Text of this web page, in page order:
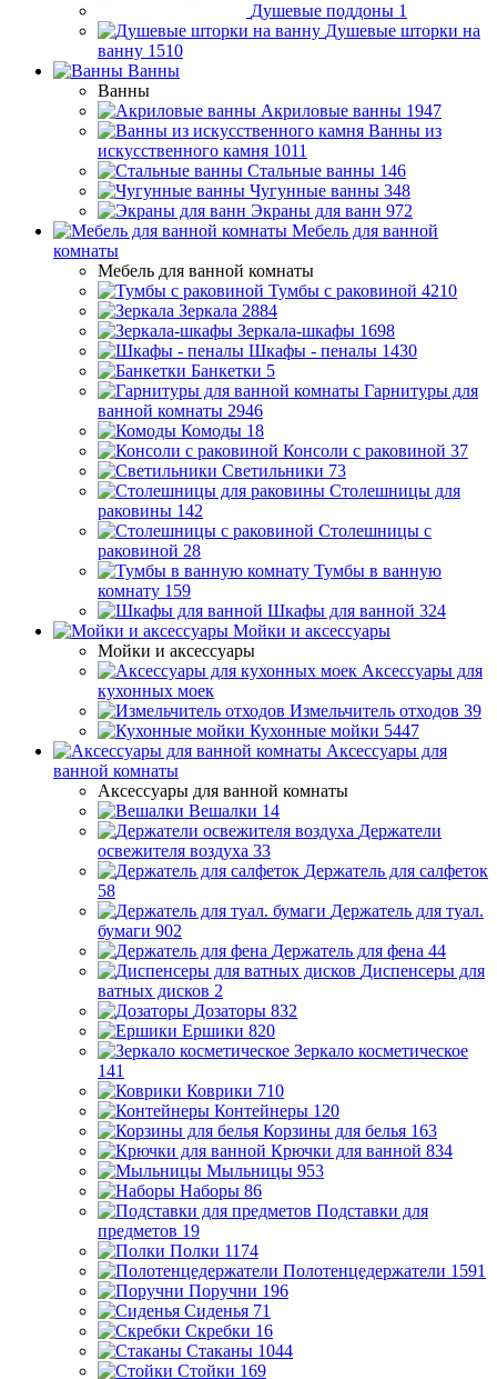
Душевые поддоны 1
Душевые шторки на
ванну 1510
Ванны
Ванны
Акриловые ванны 1947
Ванны из
искусственного камня 1011
Стальные ванны 146
Чугунные ванны 348
Экраны для ванн 972
Мебель для ванной
комнаты
Мебель для ванной комнаты
Тумбы с раковиной 4210
Зеркала 2884
Зеркала-шкафы 1698
Шкафы - пеналы 1430
Банкетки 5
Гарнитуры для
ванной комнаты 2946
Комоды 18
Консоли с раковиной 37
Светильники 73
Столешницы для
раковины 142
Столешницы с
раковиной 28
Тумбы в ванную
комнату 159
Шкафы для ванной 324
Мойки и аксессуары
Мойки и аксессуары
Аксессуары для
кухонных моек
Измельчитель отходов 39
Кухонные мойки 5447
Аксессуары для
ванной комнаты
Аксессуары для ванной комнаты
Вешалки 14
Держатели
освежителя воздуха 33
Держатель для салфеток
58
Держатель для туал.
бумаги 902
Держатель для фена 44
Диспенсеры для
ватных дисков 2
Дозаторы 832
Ершики 820
Зеркало косметическое
141
Коврики 710
Контейнеры 120
Корзины для белья 163
Крючки для ванной 834
Мыльницы 953
Наборы 86
Подставки для
предметов 19
Полки 1174
Полотенцедержатели 1591
Поручни 196
Сиденья 71
Скребки 16
Стаканы 1044
Стойки 169